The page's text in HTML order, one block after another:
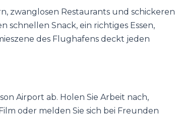
zwanglosen Restaurants und schickeren
schnellen Snack, ein richtiges Essen,
des Flughafens deckt jeden
Airport ab. Holen Sie Arbeit nach,
oder melden Sie sich bei Freunden